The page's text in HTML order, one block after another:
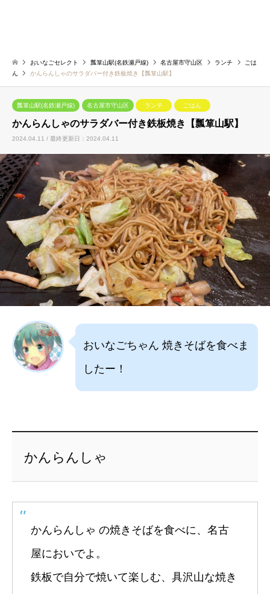
おいなごセレクト 瓢箪山駅(名鉄瀬戸線) 名古屋市守山区 ランチ
ごは
ん
かんらんしゃのサラダバー付き鉄板焼き【瓢箪山駅】
瓢箪山駅(名鉄瀬戸線) 名古屋市守山区 ランチ ごはん
かんらんしゃのサラダバー付き鉄板焼き【瓢箪山駅】
2024.04.11 / 最終更新日：2024.04.11
おいなごちゃん 焼きそばを食べま
したー！
かんらんしゃ
かんらんしゃ の焼きそばを食べに、名古
屋においでよ。
鉄板で自分で焼いて楽しむ、具沢山な焼き